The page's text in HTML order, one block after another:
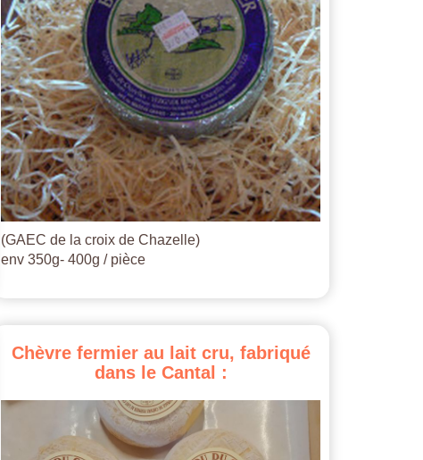
(GAEC de la croix de Chazelle)
env 350g- 400g / pièce
Chèvre fermier au lait cru, fabriqué
dans le Cantal :